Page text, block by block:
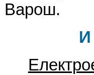
Варош.
И